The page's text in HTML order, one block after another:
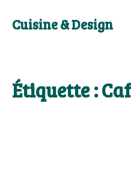
Cuisine & Design
Étiquette :